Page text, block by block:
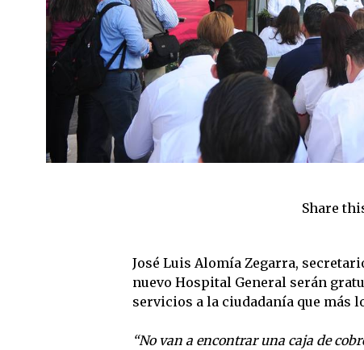
Share
José Luis Alomía Zegarra,
nuevo Hospital General serán
servicios a la ciudadanía que más
“No van a encontrar una caja de